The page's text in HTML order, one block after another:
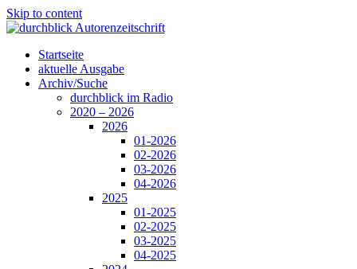
Skip to content
Startseite
aktuelle Ausgabe
Archiv/Suche
durchblick im Radio
2020 – 2026
2026
01-2026
02-2026
03-2026
04-2026
2025
01-2025
02-2025
03-2025
04-2025